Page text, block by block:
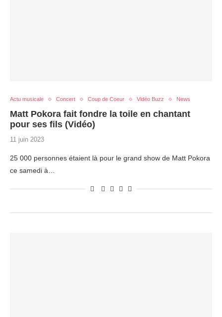
Actu musicale Concert Coup de Coeur Vidéo Buzz News
Matt Pokora fait fondre la toile en chantant
pour ses fils (Vidéo)
11 juin 2023
25 000 personnes étaient là pour le grand show de Matt Pokora
ce samedi à…